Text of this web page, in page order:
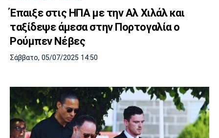
Έπαιξε στις ΗΠΑ με την Αλ Χιλάλ και
ταξίδεψε άμεσα στην Πορτογαλία ο
Ρούμπεν Νέβες
Σάββατο, 05/07/2025 14:50